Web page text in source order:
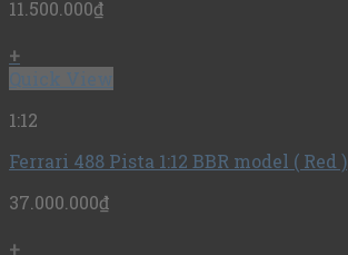
11.500.000₫
+
Quick View
1:12
Ferrari 488 Pista 1:12 BBR model ( Red )
37.000.000₫
+